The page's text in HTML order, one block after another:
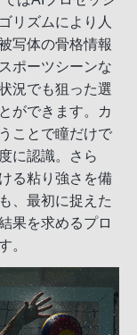
リズムにより人
写体の骨格情報
ポーツシーンな
況でも狙った選
ができます。カ
ことで瞳だけで
に認識。さら
る粘り強さを備
、最初に捉えた
果を求めるプロ
。